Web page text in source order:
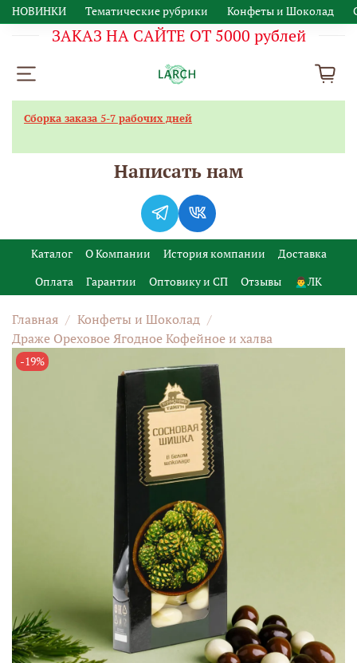
НОВИНКИ Тематические рубрики Конфеты и Шоколад
ЗАКАЗ НА САЙТЕ ОТ 5000 рублей
Каталог О Компании История компании
Доставка
Оплата
Гарантии Оптовику и СП Отзывы 🙍‍♂️ЛК
Главная
Конфеты и Шоколад
Драже Ореховое Ягодное Кофейное и халва
-19%
Сборка заказа 5-7 рабочих дней
Написать нам